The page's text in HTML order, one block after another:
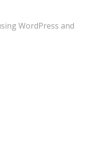
WordPress and